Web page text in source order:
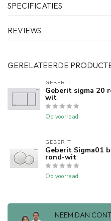
SPECIFICATIES
REVIEWS
GERELATEERDE
GEBERIT
Geberit sigma 20
wit
Op voorraad
GEBERIT
Geberit Sigma01
rond-wit
Op voorraad
NEEM DAN